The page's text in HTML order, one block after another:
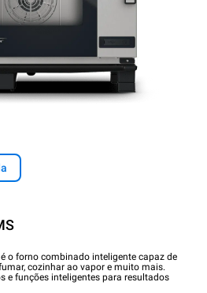
é o forno combinado inteligente capaz de
cozinhar ao vapor e muito mais.
e funções inteligentes para resultados